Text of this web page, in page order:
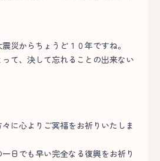
災からちょうど１０年ですね。
て、決して忘れることの出来ない
に心よりご冥福をお祈りいたしま
日でも早い完全なる復興をお祈り